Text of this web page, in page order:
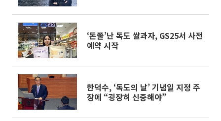
‘돈쭐’난 독도 쌀과자, GS25서 사전
예약 시작
한덕수, ‘독도의 날’ 기념일 지정 주
장에 “굉장히 신중해야”